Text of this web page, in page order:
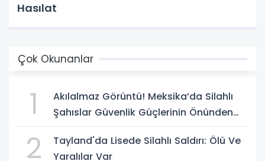
Hasılat
Çok Okunanlar
1
Akılalmaz Görüntü! Meksika’da Silahlı
Şahıslar Güvenlik Güçlerinin Önünden
2
Tayland'da Lisede Silahlı Saldırı: Ölü Ve
Yaralılar Var